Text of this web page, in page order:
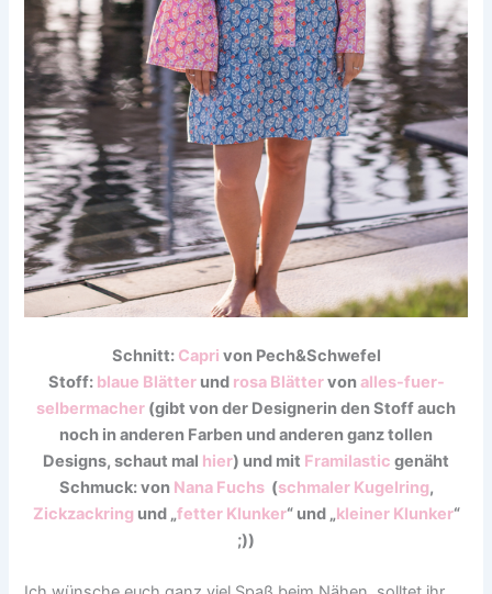
Schnitt: Capri von Pech&Schwefel
Stoff: blaue Blätterund rosa Blättervonalles-fuer-
selbermacher (gibt von der Designerin den Stoff auch
noch in anderen Farben und anderen ganz tollen
Designs, schaut mal hier) und mit Framilastic genäht
Schmuck: von Nana Fuchs (schmaler Kugelring,
Zickzackring und „fetter Klunker“ und „kleiner Klunker“
;))